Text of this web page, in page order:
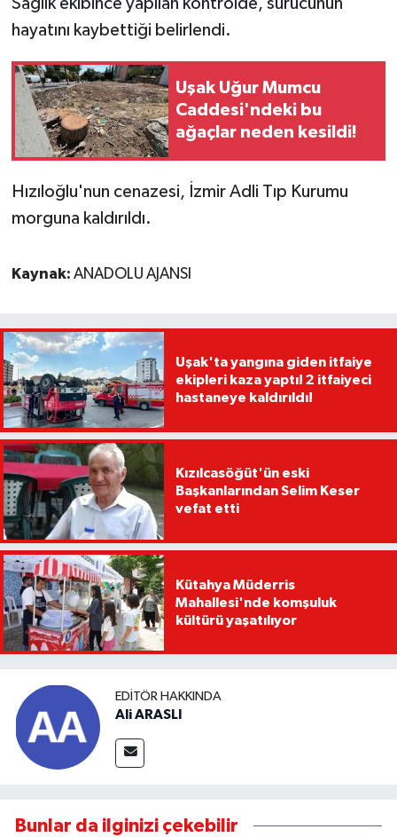
hayatını kaybettiği belirlendi.
Uşak Uğur Mumcu
Caddesi'ndeki bu
ağaçlar neden kesildi!
Hızıloğlu'nun cenazesi, İzmir Adli Tıp Kurumu
morguna kaldırıldı.
Kaynak: ANADOLU AJANSI
Uşak'ta yangına giden itfaiye
ekipleri kaza yaptı! 2 itfaiyeci
hastaneye kaldırıldı!
Kızılcasöğüt'ün eski
Başkanlarından Selim Keser
vefat etti
Kütahya Müderris
Mahallesi'nde komşuluk
kültürü yaşatılıyor
EDITÖR HAKKINDA
Ali ARASLI
Bunlar da ilginizi çekebilir